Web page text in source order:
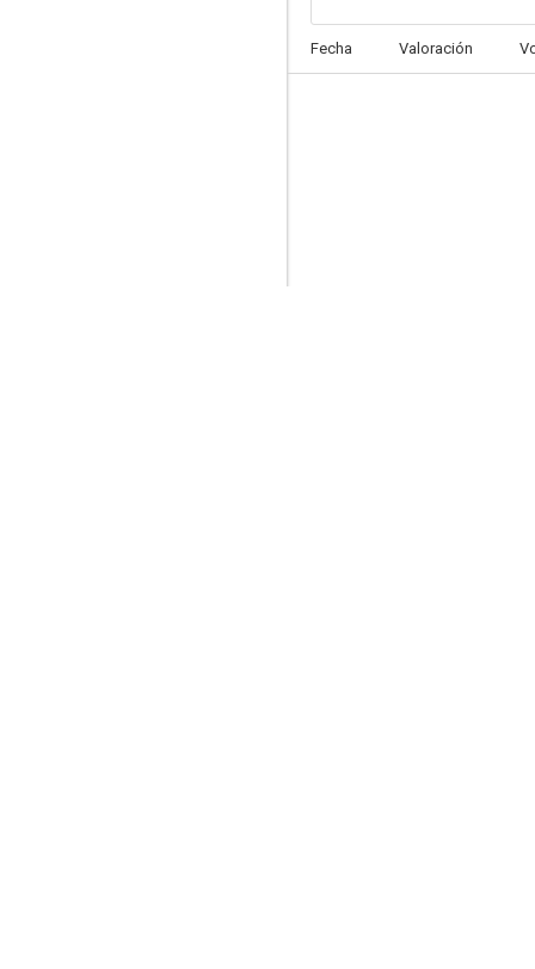
6.0
Fecha Valoración